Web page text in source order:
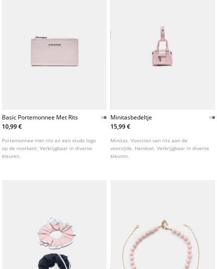
Basic Portemonnee Met Rits
10,99 €
Portemonnee met rits en een studs logo
op de voorkant. Verkrijgbaar in diverse
kleuren.
Minitasbedeltje
15,99 €
Minitas. Voorzien van rits aan de
voorzijde. Handvat. Verkrijgbaar in diverse
kleuren.